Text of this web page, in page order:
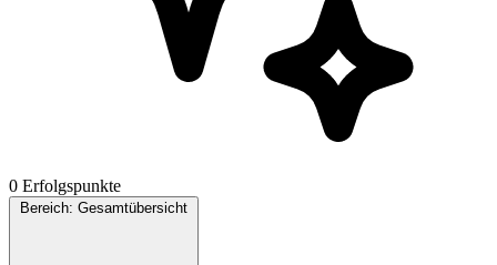
0 Erfolgspunkte
Bereich: Gesamtübersicht